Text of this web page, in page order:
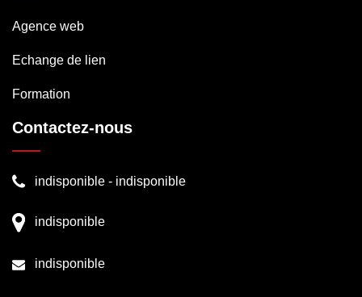
Agence web
Echange de lien
Formation
Contactez-nous
indisponible - indisponible
indisponible
indisponible